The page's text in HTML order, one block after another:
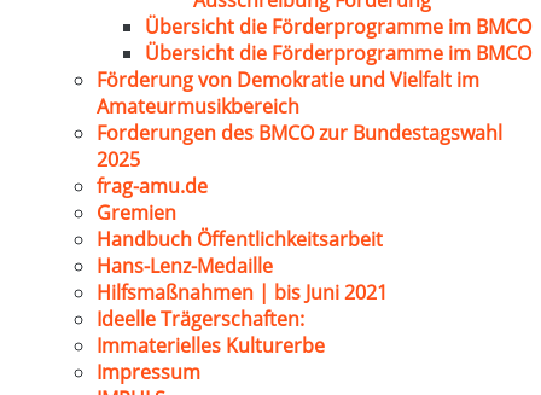
Übersicht die Förderprogramme im BMCO
Übersicht die Förderprogramme im BMCO
Förderung von Demokratie und Vielfalt im
Amateurmusikbereich
Forderungen des BMCO zur Bundestagswahl
2025
frag-amu.de
Gremien
Handbuch Öffentlichkeitsarbeit
Hans-Lenz-Medaille
Hilfsmaßnahmen | bis Juni 2021
Ideelle Trägerschaften:
Immaterielles Kulturerbe
Impressum